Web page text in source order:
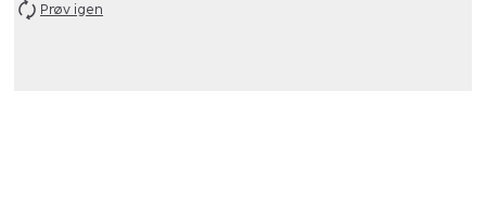
Prøv igen